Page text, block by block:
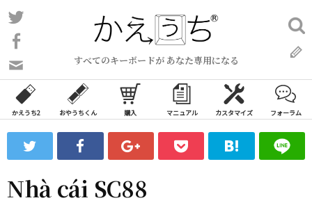
コ
ン
ン
ツ
ス
ッ
プ
すべてのキーボードが あなた専用になる
い
合
わ
フ
ォ
ム
検
索:
かえうち2 おやうちくん 購入 マニュアル カスタマイズ フォーラム
Nhà cái SC88